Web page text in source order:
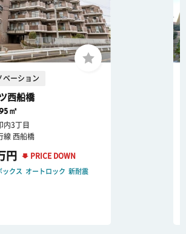
ベーション
西船橋
㎡
内3丁目
線 西船橋
円 PRICE DOWN
ックス オートロック 新耐震